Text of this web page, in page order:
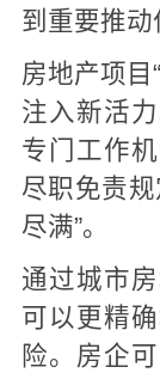
到重要推动
房地产项目
注入新活
专门工作
尽职免责
尽满”。
通过城市
可以更精
险。房企